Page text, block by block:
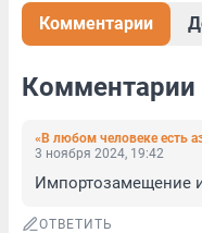
Комментарии
Комментарии
3 ноября 2024, 19:42
Импортозамещение
ОТВЕТИТЬ